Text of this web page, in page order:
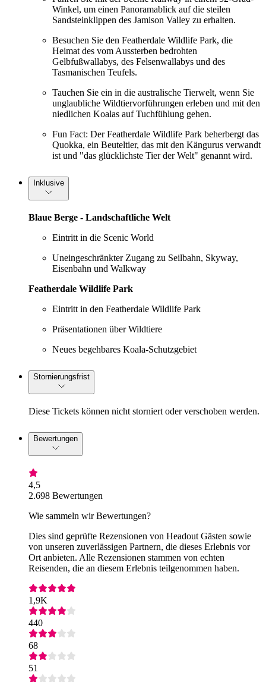
Winkel, um einen Panoramablick auf die steilen
Sandsteinklippen des Jamison Valley zu erhalten.
Besuchen Sie den Featherdale Wildlife Park, die
Heimat des vom Aussterben bedrohten
Gelbfußwallabys, des Felsenwallabys und des
Tasmanischen Teufels.
Tauchen Sie ein in die australische Tierwelt, wenn Sie
unglaubliche Wildtiervorführungen erleben und mit den
niedlichen Koalas auf Tuchfühlung gehen.
Fun Fact: Der Featherdale Wildlife Park beherbergt das
Quokka, ein Beuteltier, das mit den Kängurus verwandt
ist und "das glücklichste Tier der Welt" genannt wird.
Inklusive
Blaue Berge - Landschaftliche Welt
Eintritt in die Scenic World
Uneingeschränkter Zugang zu Seilbahn, Skyway,
Eisenbahn und Walkway
Featherdale Wildlife Park
Eintritt in den Featherdale Wildlife Park
Präsentationen über Wildtiere
Neues begehbares Koala-Schutzgebiet
Stornierungsfrist
Diese Tickets können nicht storniert oder verschoben werden.
Bewertungen
4,5
2.698 Bewertungen
Wie sammeln wir Bewertungen?
Dies sind geprüfte Rezensionen von Headout Gästen sowie
von unseren zuverlässigen Partnern, die dieses Erlebnis vor
Ort anbieten. Alle Rezensionen stammen von echten
Reisenden, die an diesem Erlebnis teilgenommen haben.
1,9K
440
68
51